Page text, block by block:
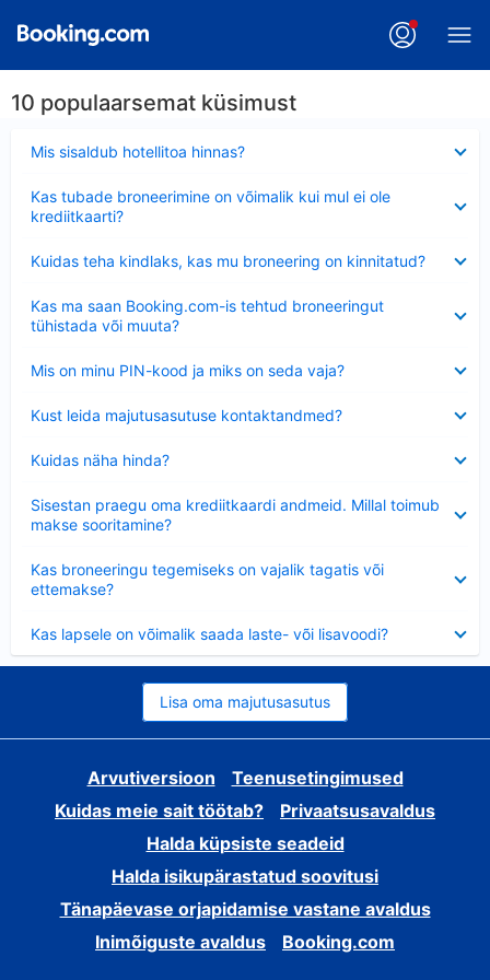
10 populaarsemat küsimust
Mis sisaldub hotellitoa hinnas?
Kas tubade broneerimine on võimalik kui mul ei ole
krediitkaarti?
Kuidas teha kindlaks, kas mu broneering on kinnitatud?
Kas ma saan Booking.com-is tehtud broneeringut
tühistada või muuta?
Mis on minu PIN-kood ja miks on seda vaja?
Kust leida majutusasutuse kontaktandmed?
Kuidas näha hinda?
Sisestan praegu oma krediitkaardi andmeid. Millal toimub
makse sooritamine?
Kas broneeringu tegemiseks on vajalik tagatis või
ettemakse?
Kas lapsele on võimalik saada laste- või lisavoodi?
Lisa oma majutusasutus
Arvutiversioon
Teenusetingimused
Kuidas meie sait töötab?
Privaatsusavaldus
Halda küpsiste seadeid
Halda isikupärastatud soovitusi
Tänapäevase orjapidamise vastane avaldus
Inimõiguste avaldus
Booking.com